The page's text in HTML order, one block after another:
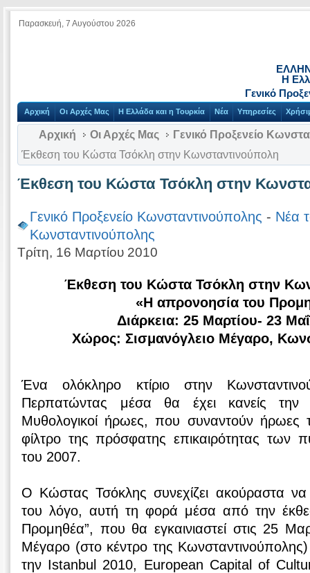
Παρασκευή, 7 Αυγούστου 2026
Η
Γενικό
Αρχική Οι Αρχές Μας Η Ελλάδα και η Τουρκία Νέα Υπηρεσίες
Αρχική Οι Αρχές Μας
Γενικό Προξενείο
Έκθεση του Κώστα Τσόκλη στην Κωνσταντινούπολη
Έκθεση του Κώστα Τσόκλη στην
Γενικό Προξενείο Κωνσταντινούπολης - Νέα
Κωνσταντινούπολης
Τρίτη, 16 Μαρτίου 2010
Έκθεση του Κώστα Τσόκλη στην
«Η απρονοησία του
Διάρκεια: 25 Μαρτίου- 23
Χώρος: Σισμανόγλειο Μέγαρο,
Ένα ολόκληρο κτίριο στην
Περπατώντας μέσα θα έχει κανείς την
Μυθολογικοί ήρωες, που συναντούν
φίλτρο της πρόσφατης επικαιρότητας των
του 2007.
Ο Κώστας Τσόκλης συνεχίζει ακούραστα να
του λόγο, αυτή τη φορά μέσα από την
Προμηθέα”, που θα εγκαινιαστεί στις 25
Μέγαρο (στο κέντρο της
την Istanbul 2010, European Capital of